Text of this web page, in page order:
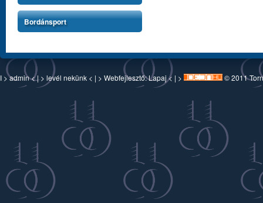
Bordánsport
I >admin< | > levél nekünk < | > Webfejlesztő:Lapaj< | > © 2011